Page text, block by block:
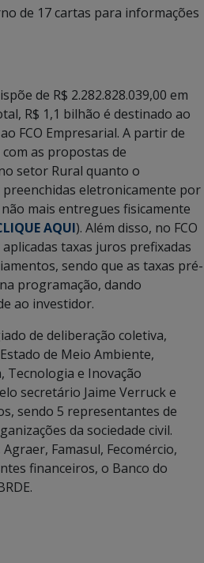
de 17 cartas para informações
de R$ 2.282.828.039,00 em
R$ 1,1 bilhão é destinado ao
FCO Empresarial. A partir de
as propostas de
setor Rural quanto o
eletronicamente por
mais entregues fisicamente
AQUI). Além disso, no FCO
taxas juros prefixadas
sendo que as taxas pré-
programação, dando
ao investidor.
de deliberação coletiva,
de Meio Ambiente,
Tecnologia e Inovação
secretário Jaime Verruck e
sendo 5 representantes de
da sociedade civil.
Famasul, Fecomércio,
financeiros, o Banco do